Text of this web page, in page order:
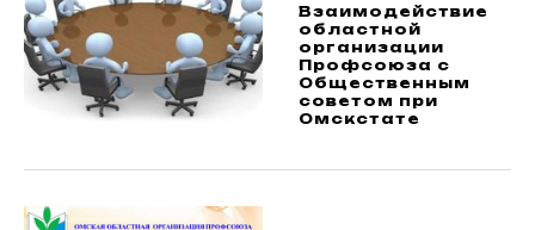
Взаимодействие
областной
организации
Профсоюза с
Общественным
советом при
Омскстате